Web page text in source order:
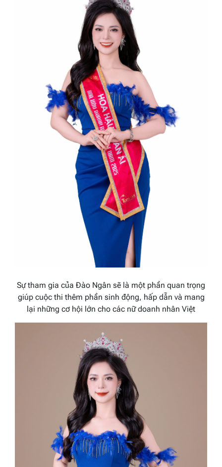
Sự tham gia của Đào Ngân sẽ là một phần quan trọng
giúp cuộc thi thêm phần sinh động, hấp dẫn và mang
lại những cơ hội lớn cho các nữ doanh nhân Việt